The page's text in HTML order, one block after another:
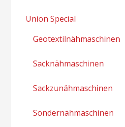
Union Special
Geotextilnähmaschinen
Sacknähmaschinen
Sackzunähmaschinen
Sondernähmaschinen